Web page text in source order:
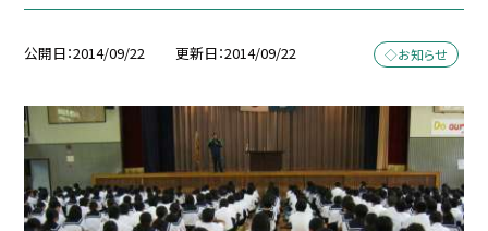
公開日 2014/09/22 更新日 2014/09/22 ◇お知らせ